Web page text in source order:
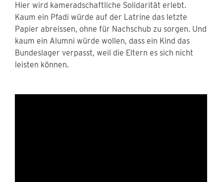
Hier wird kameradschaftliche Solidarität erlebt.
Kaum ein Pfadi würde auf der Latrine das letzte
Papier abreissen, ohne für Nachschub zu sorgen. Und
kaum ein Alumni würde wollen, dass ein Kind das
Bundeslager verpasst, weil die Eltern es sich nicht
leisten können.